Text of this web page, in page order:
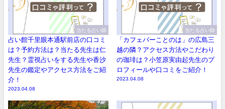
当たる占い師
占い館千里眼本通駅前店の口コミ
は？予約方法は？当たる先生は仁
先生？霊視占いをする先生や香沙
先生の鑑定やアクセス方法をご紹
介！
2023.04.08
当たる占い師
「カフェバーことのは」の広島三
越の隣？アクセス方法やこだわり
の珈琲は？小笠原実由起先生のプ
ロフィールや口コミをご紹介！
2023.04.08